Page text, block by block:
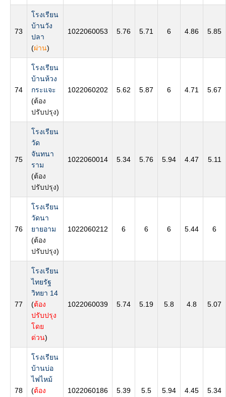
73
โรงเรียน
บ้านวัง
ปลา
(ผ่าน)
1022060053 5.76 5.71 6 4.86 5.85
74
โรงเรียน
บ้านห้วง
กระแจะ
(ต้อง
ปรับปรุง)
1022060202 5.62 5.87 6 4.71 5.67
75
โรงเรียน
วัด
จันทนา
ราม
(ต้อง
ปรับปรุง)
1022060014 5.34 5.76 5.94 4.47 5.11
76
โรงเรียน
วัดนา
ยายอาม
(ต้อง
ปรับปรุง)
1022060212 6 6 6 5.44 6
77
โรงเรียน
ไทยรัฐ
วิทยา 14
(ต้อง
ปรับปรุง
โดย
ด่วน)
1022060039 5.74 5.19 5.8 4.8 5.07
78
โรงเรียน
บ้านบ่อ
ไฟไหม้
(ต้อง
1022060186 5.39 5.5 5.94 4.45 5.34